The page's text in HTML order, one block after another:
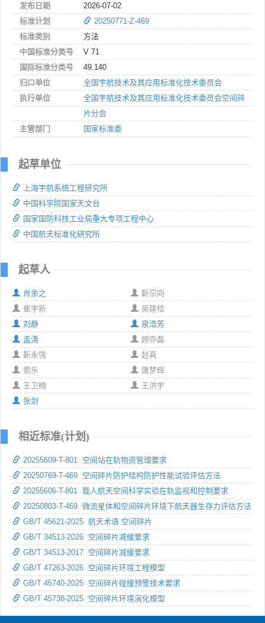
发布日期
2026-07-02
标准计划
20250771-Z-469
标准类别
方法
中国标准分类号
V 71
国际标准分类号
49.140
归口单位
全国宇航技术及其应用标准化技术委员会
执行单位
全国宇航技术及其应用标准化技术委员会空间碎
片分会
主管部门
国家标准委
起草单位
上海宇航系统工程研究所
中国科学院国家天文台
国家国防科技工业局重大专项工程中心
中国航天标准化研究所
起草人
肖余之
靳宗向
崔宇新
吴建桔
刘静
泉浩芳
孟涛
顾亦磊
靳永强
赵真
索乐
唐梦辉
王卫楠
王洪宇
张剑
相近标准(计划)
20255609-T-801 空间站在轨物资管理要求
20250769-T-469 空间碎片防护结构防护性能试验评估方法
20255606-T-801 载人航天空间科学实验在轨监视和控制要求
20250803-T-469 微流星体和空间碎片环境下航天器生存力评估方法
GB/T 45621-2025 航天术语 空间碎片
GB/T 34513-2026 空间碎片减缓要求
GB/T 34513-2017 空间碎片减缓要求
GB/T 47263-2026 空间碎片环境工程模型
GB/T 45740-2025 空间碎片碰撞预警技术要求
GB/T 45738-2025 空间碎片环境演化模型